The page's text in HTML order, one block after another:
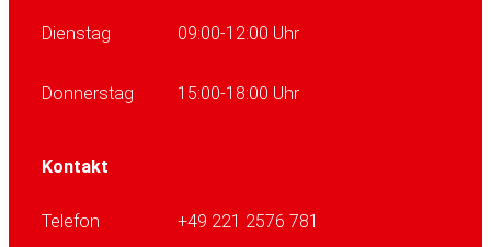
Dienstag 09:00-12:00 Uhr
Donnerstag 15:00-18:00 Uhr
Kontakt
Telefon +49 221 2576 781